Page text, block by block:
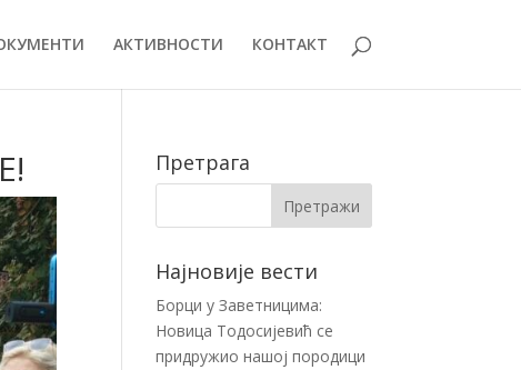
АКТИВНОСТИ КОНТАКТ
Претрага
Најновије вести
Борци у Заветницима:
Новица Тодосијевић се
придружио нашој породици